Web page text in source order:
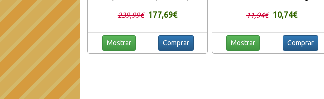
239,99€ 177,69€
Mostrar Comprar
11,94€ 10,74€
Mostrar Comprar